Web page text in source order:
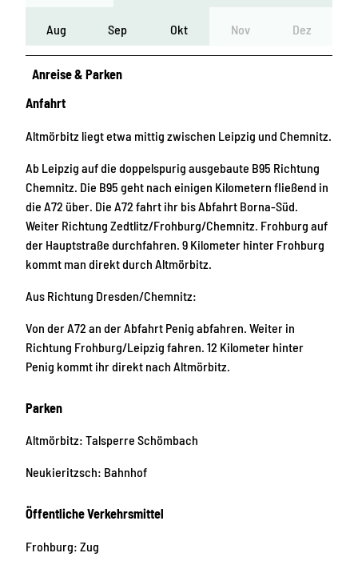
Aug Sep Okt Nov Dez
Anreise & Parken
Anfahrt
Altmörbitz liegt etwa mittig zwischen Leipzig und Chemnitz.
Ab Leipzig auf die doppelspurig ausgebaute B95 Richtung
Chemnitz. Die B95 geht nach einigen Kilometern fließend in
die A72 über. Die A72 fahrt ihr bis Abfahrt Borna-Süd.
Weiter Richtung Zedtlitz/Frohburg/Chemnitz. Frohburg auf
der Hauptstraße durchfahren. 9 Kilometer hinter Frohburg
kommt man direkt durch Altmörbitz.
Aus Richtung Dresden/Chemnitz:
Von der A72 an der Abfahrt Penig abfahren. Weiter in
Richtung Frohburg/Leipzig fahren. 12 Kilometer hinter
Penig kommt ihr direkt nach Altmörbitz.
Parken
Altmörbitz: Talsperre Schömbach
Neukieritzsch: Bahnhof
Öffentliche Verkehrsmittel
Frohburg: Zug